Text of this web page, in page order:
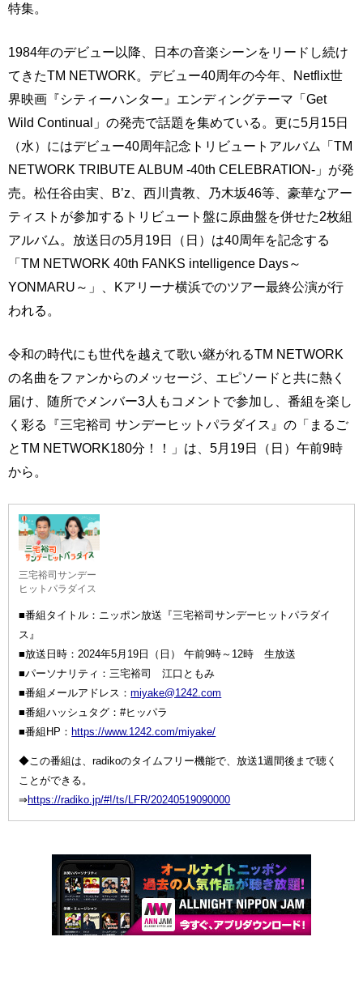
特集。
1984年のデビュー以降、日本の音楽シーンをリードし続け
てきたTM NETWORK。デビュー40周年の今年、Netflix世
界映画『シティーハンター』エンディングテーマ「Get
Wild Continual」の発売で話題を集めている。更に5月15日
（水）にはデビュー40周年記念トリビュートアルバム「TM
NETWORK TRIBUTE ALBUM -40th CELEBRATION-」が発
売。松任谷由実、B’z、西川貴教、乃木坂46等、豪華なアー
ティストが参加するトリビュート盤に原曲盤を併せた2枚組
アルバム。放送日の5月19日（日）は40周年を記念する
「TM NETWORK 40th FANKS intelligence Days～
YONMARU～」、Kアリーナ横浜でのツアー最終公演が行
われる。
令和の時代にも世代を越えて歌い継がれるTM NETWORK
の名曲をファンからのメッセージ、エピソードと共に熱く
届け、随所でメンバー3人もコメントで参加し、番組を楽し
く彩る『三宅裕司 サンデーヒットパラダイス』の「まるご
とTM NETWORK180分！！」は、5月19日（日）午前9時
から。
三宅裕司サンデー
ヒットパラダイス
■番組タイトル：ニッポン放送『三宅裕司サンデーヒットパラダイ
ス』
■放送日時：2024年5月19日（日） 午前9時～12時 生放送
■パーソナリティ：三宅裕司 江口ともみ
■番組メールアドレス：miyake@1242.com
■番組ハッシュタグ：#ヒッパラ
■番組HP： https://www.1242.com/miyake/
◆この番組は、radikoのタイムフリー機能で、放送1週間後まで聴く
ことができる。
⇒https://radiko.jp/#!/ts/LFR/20240519090000